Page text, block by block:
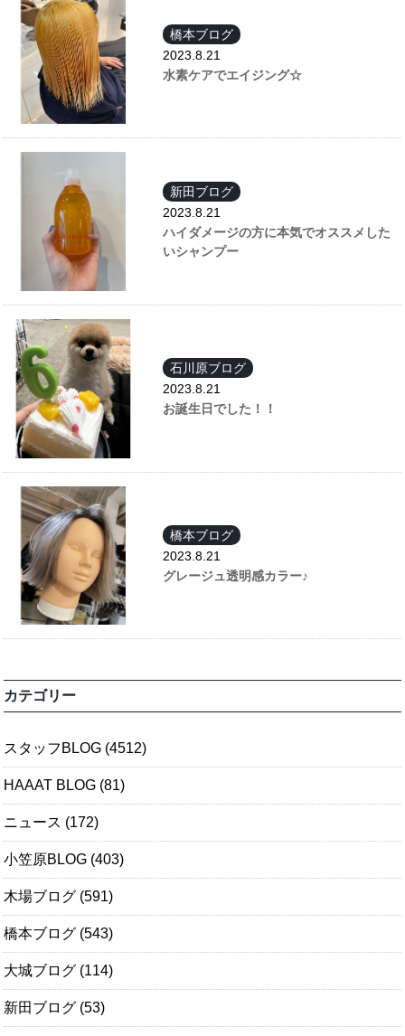
橋本ブログ
2023.8.21
水素ケアでエイジング☆
新田ブログ
2023.8.21
ハイダメージの方に本気でオススメした
いシャンプー
石川原ブログ
2023.8.21
お誕生日でした！！
橋本ブログ
2023.8.21
グレージュ透明感カラー♪
カテゴリー
スタッフBLOG (4512)
HAAAT BLOG (81)
ニュース (172)
小笠原BLOG (403)
木場ブログ (591)
橋本ブログ (543)
大城ブログ (114)
新田ブログ (53)